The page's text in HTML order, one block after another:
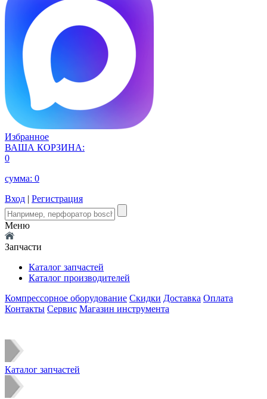
Избранное
ВАША КОРЗИНА:
0
сумма: 0
Вход | Регистрация
Меню
Запчасти
Каталог запчастей
Каталог производителей
Компрессорное оборудование Скидки Доставка Оплата
Контакты Сервис Магазин инструмента
Каталог запчастей